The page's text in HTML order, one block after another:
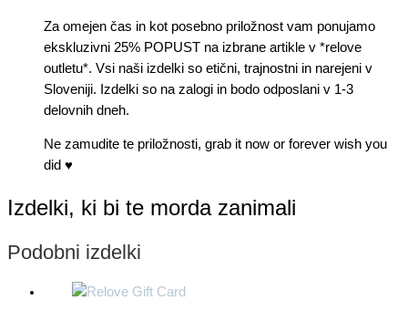
Za omejen čas in kot posebno priložnost vam ponujamo
ekskluzivni 25% POPUST na izbrane artikle v *relove
outletu*. Vsi naši izdelki so etični, trajnostni in narejeni v
Sloveniji. Izdelki so na zalogi in bodo odposlani v 1-3
delovnih dneh.
Ne zamudite te priložnosti, grab it now or forever wish you
did ♥
Izdelki, ki bi te morda zanimali
Podobni izdelki